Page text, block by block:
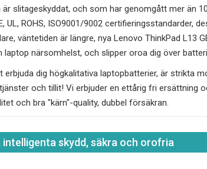
slitageskyddat, och som har genomgått mer än
ROHS, ISO9001/9002 certifieringsstandarder,
väntetiden är längre, nya Lenovo ThinkPad L13
laptop närsomhelst, och slipper oroa dig över
dig högkalitativa laptopbatterier, är strikta
och tillit! Vi erbjuder en ettårig fri ersättning
och bra "kärn"-quality, dubbel försäkran.
intelligenta skydd, säkra och orofria